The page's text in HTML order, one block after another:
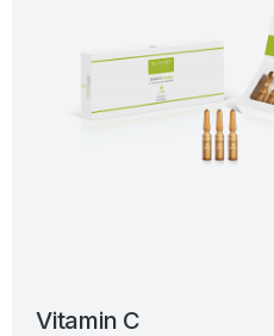
Vitamin C